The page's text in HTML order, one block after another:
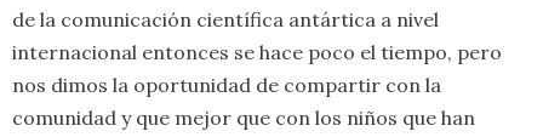
de la comunicación científica antártica a nivel
internacional entonces se hace poco el tiempo, pero
nos dimos la oportunidad de compartir con la
comunidad y que mejor que con los niños que han